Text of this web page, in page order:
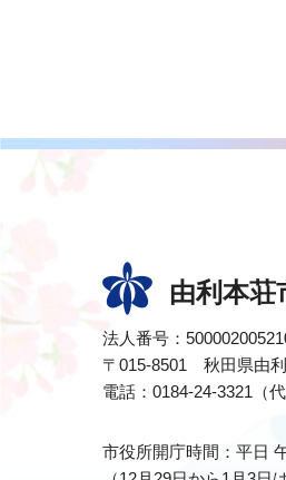
由利本荘
法人番号：
〒015-8501 秋田県由
電話：0184-24-3321（代
市役所開庁時間：平日